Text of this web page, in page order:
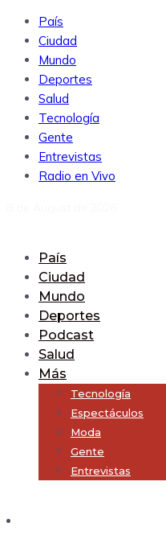
País
Ciudad
Mundo
Deportes
Salud
Tecnología
Gente
Entrevistas
Radio en Vivo
País
Ciudad
Mundo
Deportes
Podcast
Salud
Más
Tecnología
Espectáculos
Moda
Gente
Entrevistas